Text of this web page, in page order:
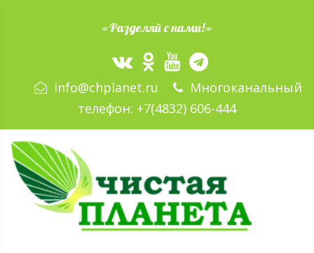
«Разделяй с нами!»
info@chplanet.ru
Многоканальный
телефон: +7(4832) 606-444